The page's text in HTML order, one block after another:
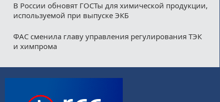
В России обновят ГОСТы для химической продукции,
используемой при выпуске ЭКБ
ФАС сменила главу управления регулирования ТЭК
и химпрома